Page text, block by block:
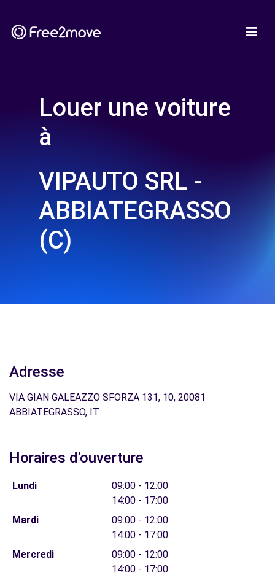
Louer une voiture
à
VIPAUTO SRL -
ABBIATEGRASSO
(C)
Adresse
VIA GIAN GALEAZZO SFORZA 131, 10, 20081
ABBIATEGRASSO, IT
Horaires d'ouverture
Lundi
09:00 - 12:00
14:00 - 17:00
Mardi
09:00 - 12:00
14:00 - 17:00
Mercredi
09:00 - 12:00
14:00 - 17:00